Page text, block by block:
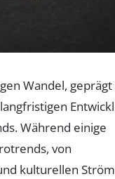
Wandel, geprägt
Während einige
von
kulturellen